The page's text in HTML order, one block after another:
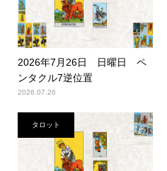
2026年7月26日 日曜日 ペ
ンタクル7逆位置
2026.07.26
タロット